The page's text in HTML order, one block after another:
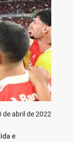
de abril de 2022
e